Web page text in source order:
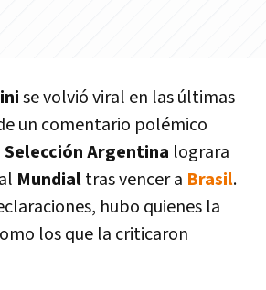
se volvió viral en las últimas
un comentario polémico
Selección Argentina lograra
Mundialtras vencer a Brasil.
hubo quienes la
los que la criticaron